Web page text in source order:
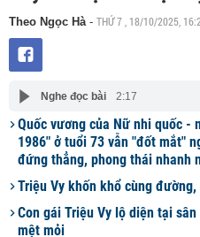
Theo Ngọc Hà- THỨ 7 , 18/10/2025,
Nghe đọc bài 2:17
Quốc vương của Nữ nhi quốc -
1986" ở tuổi 73 vẫn "đốt mắt"
đứng thẳng, phong thái nhanh
Triệu Vy khốn khổ cùng
Con gái Triệu Vy lộ diện tại
mệt mỏi